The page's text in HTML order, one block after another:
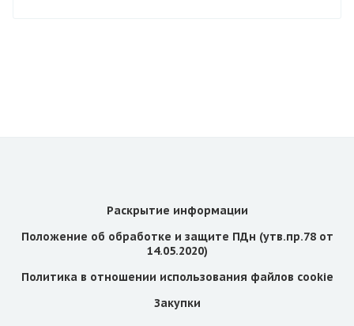
Раскрытие информации
Положение об обработке и защите ПДн (утв.пр.78 от
14.05.2020)
Политика в отношении использования файлов cookie
Закупки